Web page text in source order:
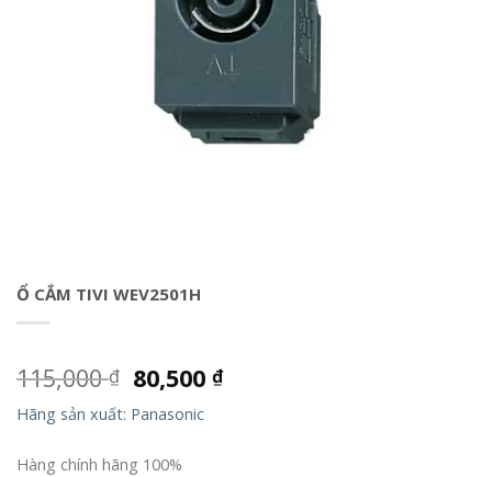
Ổ CẮM TIVI WEV2501H
115,000₫ 80,500₫
Hãng sản xuất: Panasonic
Hàng chính hãng 100%